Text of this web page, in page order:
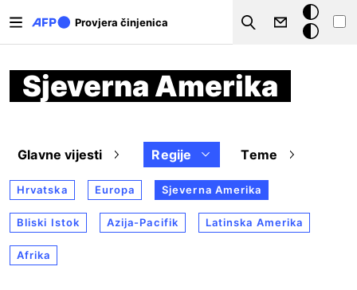
Provjera činjenica
Search
Tamna
pozadina
Sjeverna Amerika
Glavne vijesti Regije Teme
Hrvatska Europa Sjeverna Amerika
Bliski Istok Azija-Pacifik Latinska Amerika
Afrika